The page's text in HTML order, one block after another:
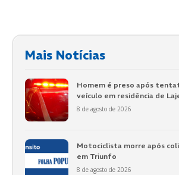
Mais Notícias
Homem é preso após
veículo em residência de
8 de agosto de 2026
Motociclista morre após
em Triunfo
8 de agosto de 2026